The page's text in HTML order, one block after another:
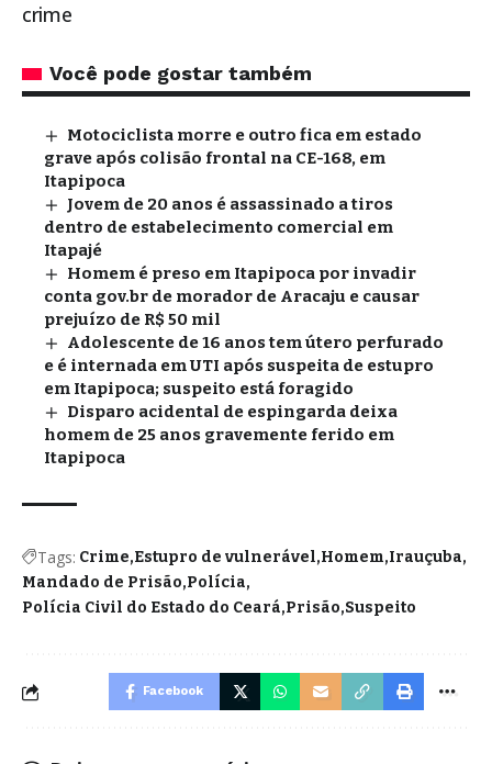
crime
Você pode gostar também
Motociclista morre e outro fica em estado
grave após colisão frontal na CE-168, em
Itapipoca
Jovem de 20 anos é assassinado a tiros
dentro de estabelecimento comercial em
Itapajé
Homem é preso em Itapipoca por invadir
conta gov.br de morador de Aracaju e causar
prejuízo de R$ 50 mil
Adolescente de 16 anos tem útero perfurado
e é internada em UTI após suspeita de estupro
em Itapipoca; suspeito está foragido
Disparo acidental de espingarda deixa
homem de 25 anos gravemente ferido em
Itapipoca
Tags: Crime Estupro de vulnerável Homem Irauçuba
Mandado de Prisão Polícia
Polícia Civil do Estado do Ceará Prisão Suspeito
Facebook